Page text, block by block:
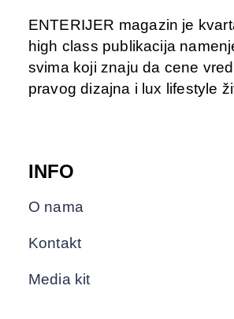
ENTERIJER magazin je
high class publikacija
svima koji znaju da cene
pravog dizajna i lux lifestyle
INFO
O nama
Kontakt
Media kit